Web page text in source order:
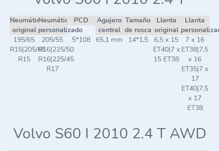
Neumático
original
Neumático
personalizado
PCD
Agujero
central
Tamaño
de rosca
Llanta
original
Llanta
195/65
R15|205/65
R15
205/55
R16|225/50
R16|225/45
R17
5*108 65,1 mm 14*1,5
6,5 x 15
ET40|7 x
15 ET38
7 x 16
ET38|7,5
x 16
ET35|7 x
17
ET40|7,5
x 17
ET38
Volvo S60 I 2010 2.4 T AWD